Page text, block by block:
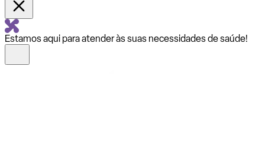
Estamos aqui para atender às suas necessidades de saúde!